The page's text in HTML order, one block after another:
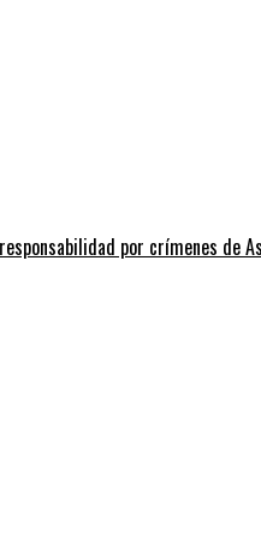
por crímenes de